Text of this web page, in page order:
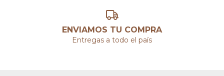
ENVIAMOS TU COMPRA
Entregas a todo el país